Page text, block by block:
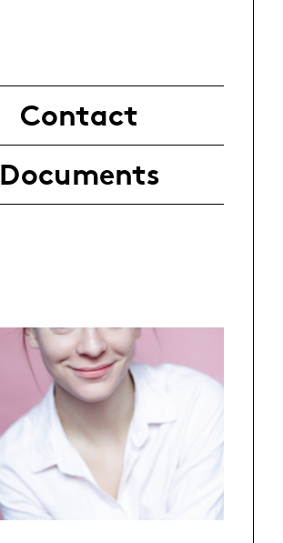
Contact
Documents